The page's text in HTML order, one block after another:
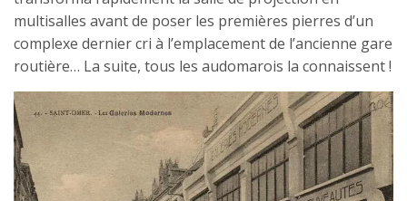
multisalles avant de poser les premières pierres d’un
complexe dernier cri à l’emplacement de l’ancienne gare
routière… La suite, tous les audomarois la connaissent !